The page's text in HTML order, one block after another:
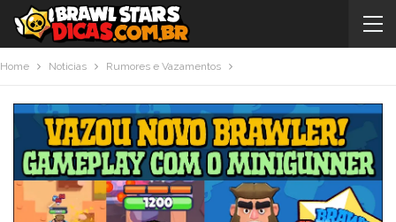
Home Noticias Rumores e Vazamentos